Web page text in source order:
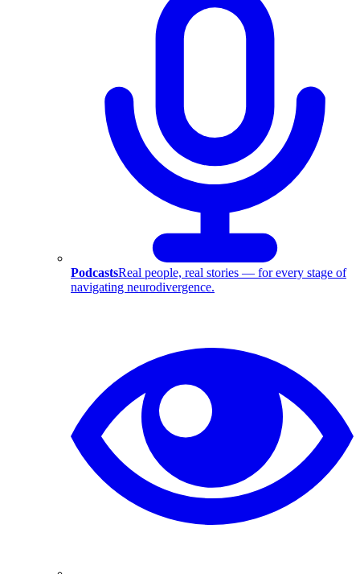
PodcastsReal people, real stories — for every stage of
navigating neurodivergence.